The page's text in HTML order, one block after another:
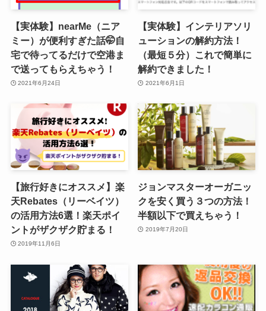
【実体験】nearMe（ニア
ミー）が便利すぎた話🤭自
宅で待ってるだけで空港ま
で送ってもらえちゃう！
2021年6月24日
【実体験】インテリアソリ
ューションの解約方法！
（最短５分）これで簡単に
解約できました！
2021年6月1日
【旅行好きにオススメ】楽
天Rebates（リーベイツ）
の活用方法6選！楽天ポイ
ントがザクザク貯まる！
2019年11月6日
ジョンマスターオーガニッ
クを安く買う３つの方法！
半額以下で買えちゃう！
2019年7月20日